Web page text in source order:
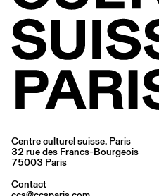
Centre culturel suisse. Paris
32 rue des Francs-Bourgeois
75003 Paris
Contact